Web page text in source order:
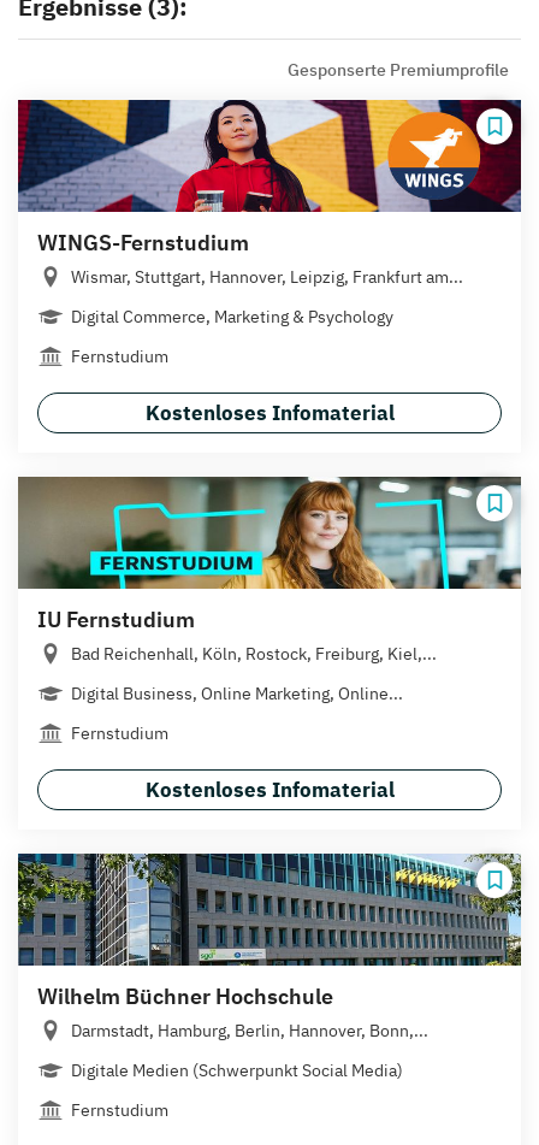
Ergebnisse (3):
Gesponserte Premiumprofile
WINGS-Fernstudium
Wismar, Stuttgart, Hannover, Leipzig, Frankfurt am...
Digital Commerce, Marketing & Psychology
Fernstudium
Kostenloses Infomaterial
IU Fernstudium
Bad Reichenhall, Köln, Rostock, Freiburg, Kiel,...
Digital Business, Online Marketing, Online...
Fernstudium
Kostenloses Infomaterial
Wilhelm Büchner Hochschule
Darmstadt, Hamburg, Berlin, Hannover, Bonn,...
Digitale Medien (Schwerpunkt Social Media)
Fernstudium